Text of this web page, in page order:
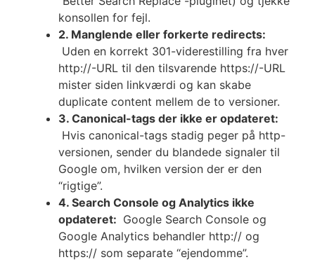
konsollen for fejl.
2. Manglende eller forkerte redirects:
Uden en korrekt 301-viderestilling fra hver
http://-URL til den tilsvarende https://-URL
mister siden linkværdi og kan skabe
duplicate content mellem de to versioner.
3. Canonical-tags der ikke er opdateret:
Hvis canonical-tags stadig peger på http-
versionen, sender du blandede signaler til
Google om, hvilken version der er den
“rigtige”.
4. Search Console og Analytics ikke
opdateret: Google Search Console og
Google Analytics behandler http:// og
https:// som separate “ejendomme”.